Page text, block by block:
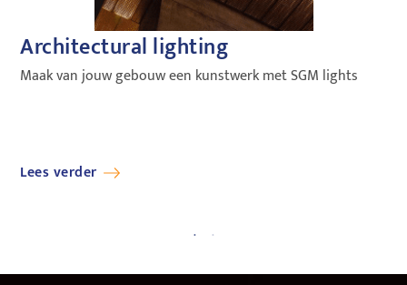
Architectural lighting
Maak van jouw gebouw een kunstwerk met SGM lights
Lees verder